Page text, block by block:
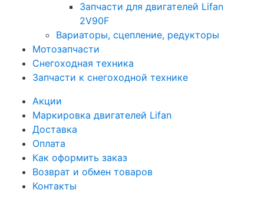
Запчасти для двигателей Lifan
2V90F
Вариаторы, сцепление, редукторы
Мотозапчасти
Снегоходная техника
Запчасти к снегоходной технике
Акции
Маркировка двигателей Lifan
Доставка
Оплата
Как оформить заказ
Возврат и обмен товаров
Контакты